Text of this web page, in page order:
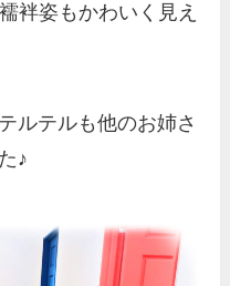
袢姿もかわいく見え
ルテルも他のお姉さ
♪